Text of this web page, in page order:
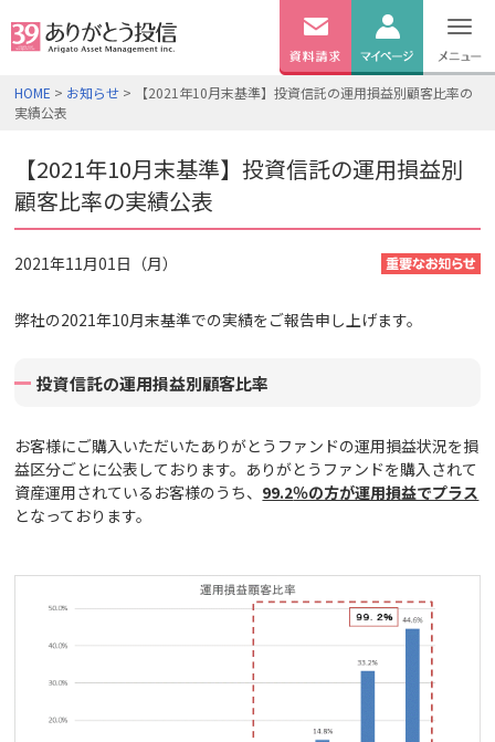
無料資料 ログイン
HOME > お知らせ > 【2021年10月末基準】投資信託の運用損益別顧客比率の
実績公表
【2021年10月末基準】投資信託の運用損益別
顧客比率の実績公表
2021年11月01日（月）
弊社の2021年10月末基準での実績をご報告申し上げます。
投資信託の運用損益別顧客比率
お客様にご購入いただいたありがとうファンドの運用損益状況を損
益区分ごとに公表しております。ありがとうファンドを購入されて
資産運用されているお客様のうち、 99.2％の方が運用損益でプラス
となっております。